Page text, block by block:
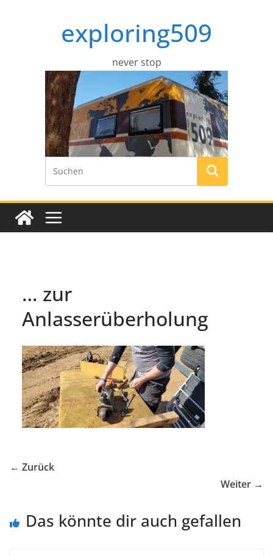
exploring509
never stop
… zur
Anlasserüberholung
← Zurück
Weiter →
Das könnte dir auch gefallen